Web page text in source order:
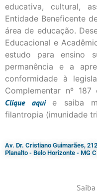
educativa, cultural,
Entidade Beneficente
área de educação.
Educacional e
estudo para ensino
permanência e a
conformidade à
Complementar nº
Cliqueaqui
e saiba
filantropia (imunidade
Av. Dr. Cristiano Guimarães,
Planalto - Belo Horizonte - MG